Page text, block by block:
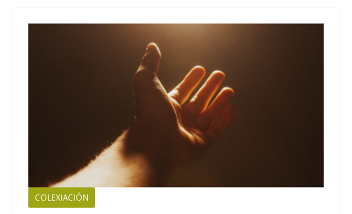
COLEXIACIÓN